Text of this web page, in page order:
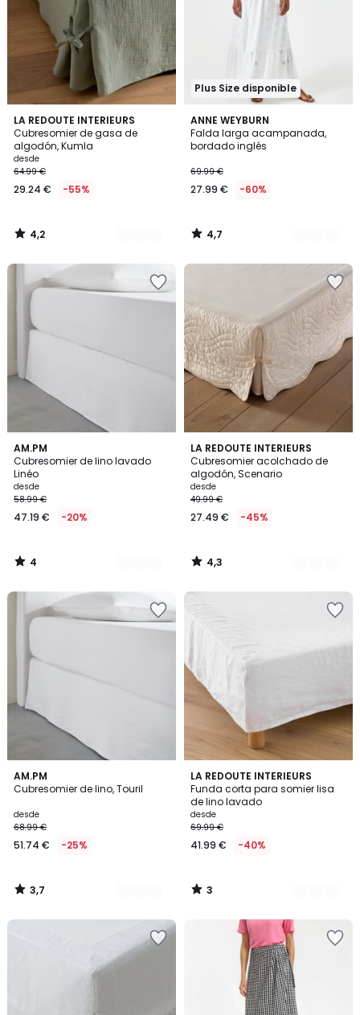
descuento
aplicado.
LA REDOUTE INTERIEURS
Cubresomier de gasa de
algodón, Kumla
desde
64.99 €
29.24 € -55%
4,2
/ 5
4
Colores
4,2
/
Plus Size disponible
ANNE WEYBURN
Falda larga acampanada,
bordado inglés
69.99 €
27.99 € -60%
4,7
/ 5
2
Colores
4,7
/
AM.PM
Cubresomier de lino lavado
Linéo
desde
58.99 €
47.19 € -20%
4
/
5
4
Colores
4
/
LA REDOUTE INTERIEURS
Cubresomier acolchado de
algodón, Scenario
desde
49.99 €
27.49 € -45%
4,3
/ 5
3
Colores
4,3
/
AM.PM
Cubresomier de lino, Touril
desde
68.99 €
51.74 € -25%
3,7
/ 5
2
Colores
3,7
/
LA REDOUTE INTERIEURS
Funda corta para somier lisa
de lino lavado
desde
69.99 €
41.99 € -40%
3
/
5
4
Colores
3
/